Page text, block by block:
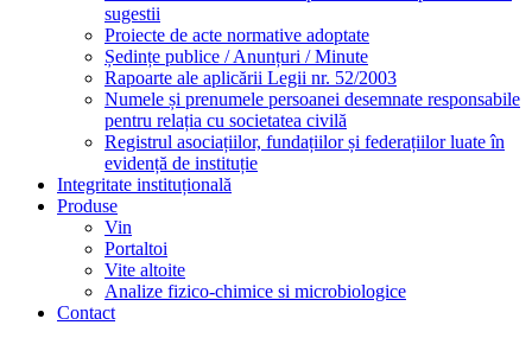
sugestii
Proiecte de acte normative adoptate
Ședințe publice / Anunțuri / Minute
Rapoarte ale aplicării Legii nr. 52/2003
Numele și prenumele persoanei desemnate responsabile
pentru relația cu societatea civilă
Registrul asociațiilor, fundațiilor și federațiilor luate în
evidență de instituție
Integritate instituțională
Produse
Vin
Portaltoi
Vite altoite
Analize fizico-chimice si microbiologice
Contact